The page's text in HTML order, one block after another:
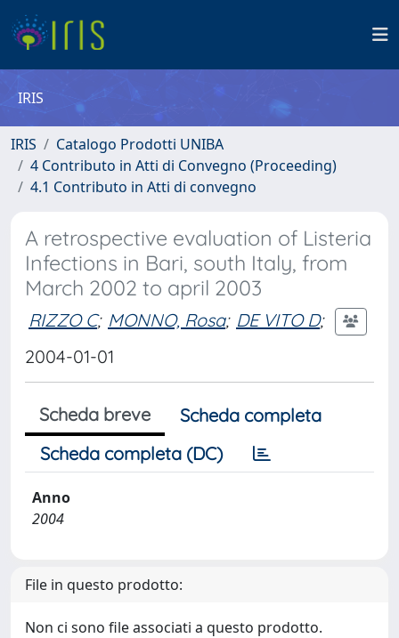
IRIS
IRIS
Catalogo Prodotti UNIBA
4 Contributo in Atti di Convegno (Proceeding)
4.1 Contributo in Atti di convegno
A retrospective evaluation of Listeria
Infections in Bari, south Italy, from
March 2002 to april 2003
RIZZO C; MONNO, Rosa; DE VITO D;
2004-01-01
Scheda breve
Scheda completa
Scheda completa (DC)
Anno
2004
File in questo prodotto:
Non ci sono file associati a questo prodotto.